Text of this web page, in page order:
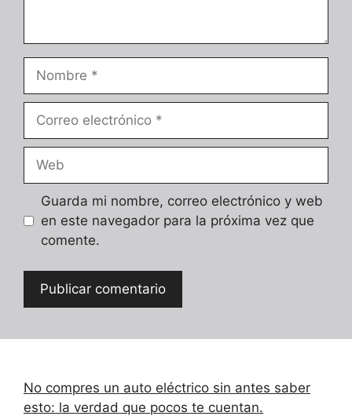
Nombre
Correo
Web
Guarda mi nombre, correo electrónico y web
en este navegador para la próxima vez que
comente.
No compres un auto eléctrico sin antes saber
esto: la verdad que pocos te cuentan.